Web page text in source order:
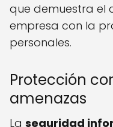
que demuestra el
empresa con la
personales.
Protección
amenazas
La seguridad